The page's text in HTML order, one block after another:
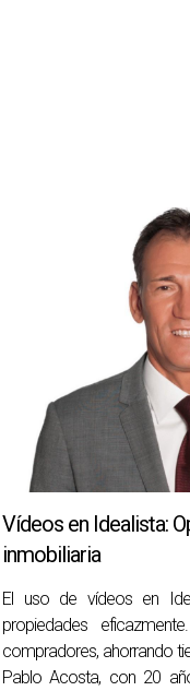
los inquilinos y regular
para tomar una
ley.
y toma de
Vídeos en Idealista:
inmobiliaria
El uso de vídeos en
propiedades
compradores, ahorrando
Pablo Acosta, con 20